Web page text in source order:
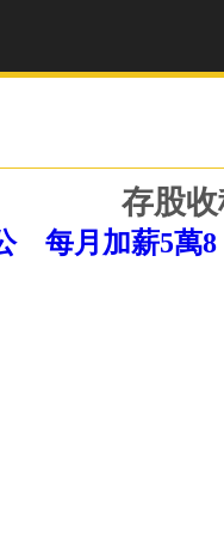
存股
每月加薪5萬8